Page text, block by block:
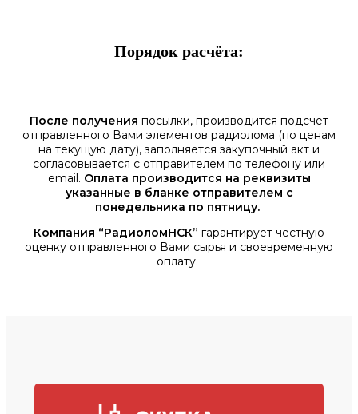
Порядок расчёта:
После получения посылки, производится подсчет
отправленного Вами элементов радиолома (по ценам
на текущую дату), заполняется закупочный акт и
согласовывается с отправителем по телефону или
email. Оплата производится на реквизиты
указанные в бланке отправителем с
понедельника по пятницу.
Компания “РадиоломНСК” гарантирует честную
оценку отправленного Вами сырья и своевременную
оплату.